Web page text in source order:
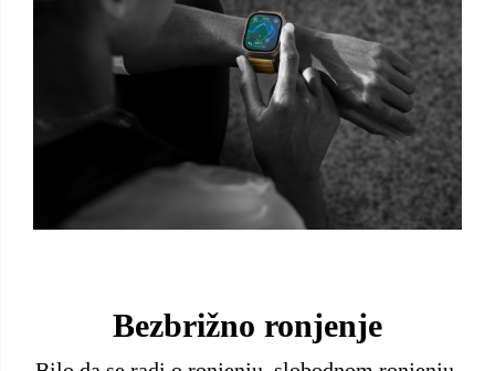
Bezbrižno ronjenje